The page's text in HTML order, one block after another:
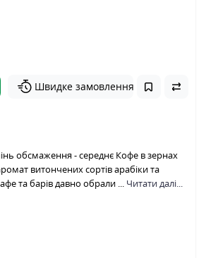
Швидке замовлення
обсмаження - середнє Кофе в зернах
витончених сортів арабіки та
та барів давно обрали ... Читати далі...